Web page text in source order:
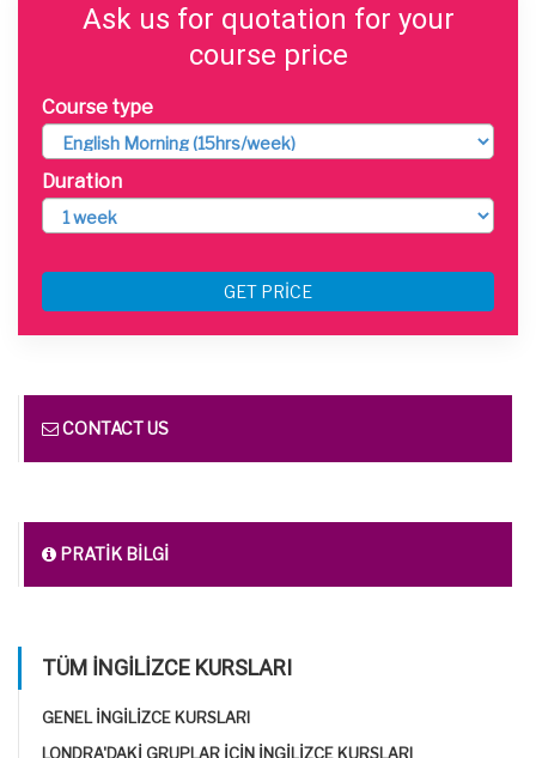
Ask us for quotation for your
course price
Course type
Duration
GET PRICE
CONTACT US
PRATIK BILGI
TÜM İNGILIZCE KURSLARI
GENEL İNGILIZCE KURSLARI
LONDRA'DAKI GRUPLAR IÇIN İNGILIZCE KURSLARI